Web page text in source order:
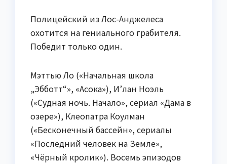
Полицейский из Лос-Анджелеса
охотится на гениального грабителя.
Победит только один.
Мэттью Ло («Начальная школа
„Эбботт“», «Асока»), И’лан Ноэль
(«Судная ночь. Начало», сериал «Дама в
озере»), Клеопатра Коулман
(«Бесконечный бассейн», сериалы
«Последний человек на Земле»,
«Чёрный кролик»). Восемь эпизодов